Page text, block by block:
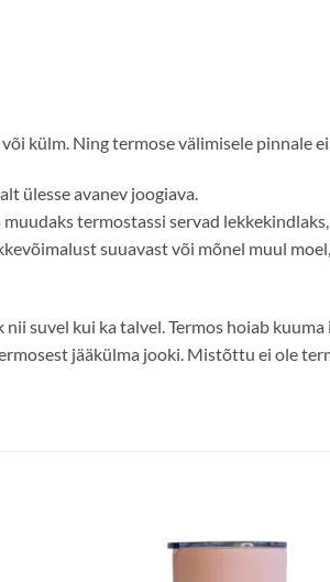
külm. Ning termose välimisele pinnale
ülesse avanev joogiava.
termostassi servad
suuavast või mõnel muul
suvel kui ka talvel. Termos hoiab
jääkülma jooki. Mistõttu ei ole